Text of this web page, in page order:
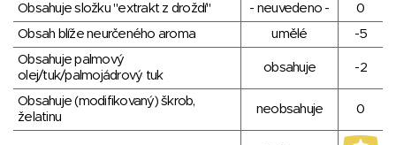
Obsahuje složku "extrakt z droždí"
- neuvedeno -
0
Obsah blíže neurčeného aroma
umělé
-5
Obsahuje palmový
olej/tuk/palmojádrový tuk
obsahuje -2
Obsahuje (modifikovaný) škrob,
želatinu
neobsahuje 0